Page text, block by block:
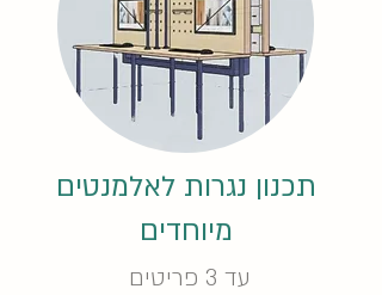
תכנון נגרות לאלמנטים
מיוחדים
עד 3 פריטים